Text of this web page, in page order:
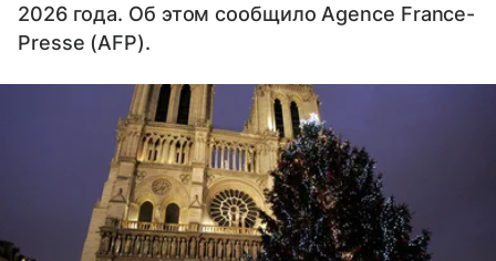
2026 года. Об этом сообщило Agence France-
Presse (AFP).